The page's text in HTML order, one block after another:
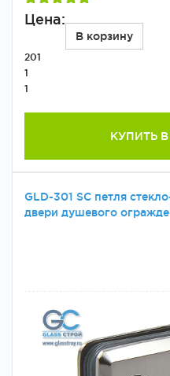
Цена:
В корзину
201
1
1
КУПИТЬ
GLD-301 SС петля
двери душевого